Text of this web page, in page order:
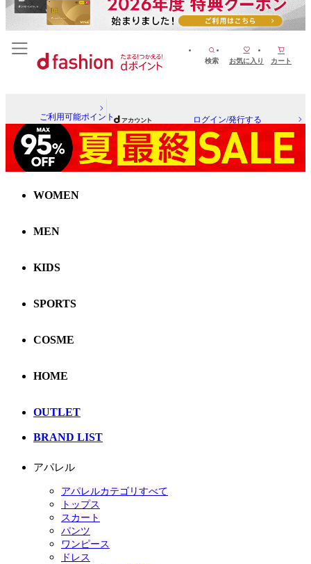
検索 お気に入り カート
ご利用可能ポイント ログイン/発行する
WOMEN
MEN
KIDS
SPORTS
COSME
HOME
OUTLET
BRAND LIST
アパレル
アパレルカテゴリすべて
トップス
スカート
パンツ
ワンピース
ドレス